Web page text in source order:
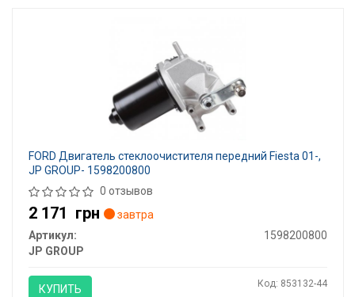
FORD Двигатель стеклоочистителя передний Fiesta 01-,
JP GROUP- 1598200800
0 отзывов
2 171 грн
завтра
Артикул:
1598200800
JP GROUP
КУПИТЬ Код: 853132-44